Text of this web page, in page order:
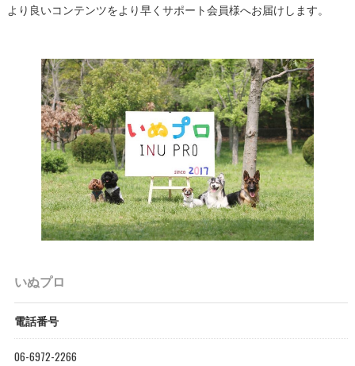
より良いコンテンツをより早くサポート会員様へお届けします。
いぬプロ
電話番号
06-6972-2266